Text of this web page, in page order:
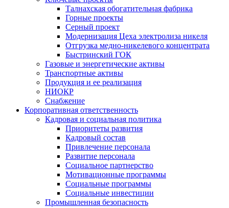
Талнахская обогатительная фабрика
Горные проекты
Серный проект
Модернизация Цеха электролиза никеля
Отгрузка медно-никелевого концентрата
Быстринский ГОК
Газовые и энергетические активы
Транспортные активы
Продукция и ее реализация
НИОКР
Снабжение
Корпоративная ответственность
Кадровая и социальная политика
Приоритеты развития
Кадровый состав
Привлечение персонала
Развитие персонала
Социальное партнерство
Мотивационные программы
Социальные программы
Социальные инвестиции
Промышленная безопасность